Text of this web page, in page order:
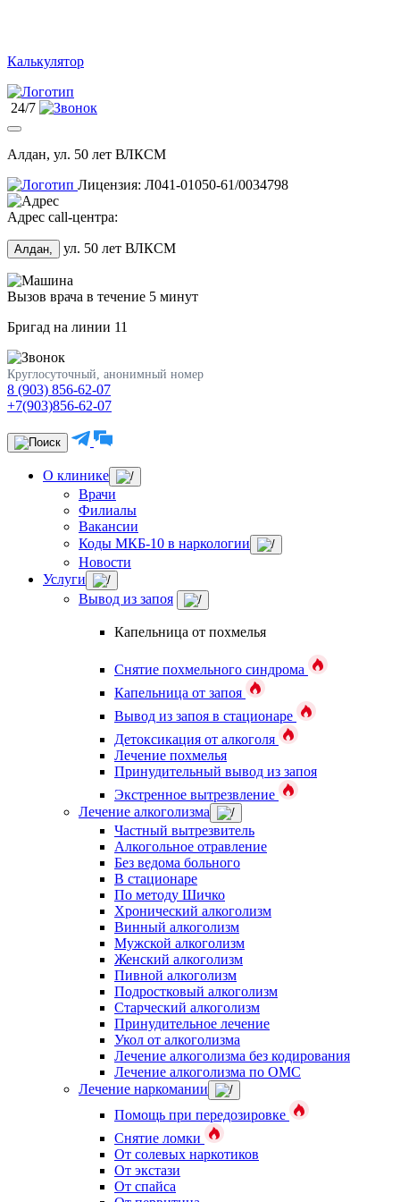
Калькулятор
24/7
Алдан, ул. 50 лет ВЛКСМ
Лицензия: Л041-01050-61/0034798
Адрес call-центра:
Алдан, ул. 50 лет ВЛКСМ
Вызов врача в течение 5 минут
Бригад на линии 11
Круглосуточный, анонимный номер
8 (903) 856-62-07
+7(903)856-62-07
О клинике
Врачи
Филиалы
Вакансии
Коды МКБ-10 в наркологии
Новости
Услуги
Вывод из запоя
Капельница от похмелья
Снятие похмельного синдрома
Капельница от запоя
Вывод из запоя в стационаре
Детоксикация от алкоголя
Лечение похмелья
Принудительный вывод из запоя
Экстренное вытрезвление
Лечение алкоголизма
Частный вытрезвитель
Алкогольное отравление
Без ведома больного
В стационаре
По методу Шичко
Хронический алкоголизм
Винный алкоголизм
Мужской алкоголизм
Женский алкоголизм
Пивной алкоголизм
Подростковый алкоголизм
Старческий алкоголизм
Принудительное лечение
Укол от алкоголизма
Лечение алкоголизма без кодирования
Лечение алкоголизма по ОМС
Лечение наркомании
Помощь при передозировке
Снятие ломки
От солевых наркотиков
От экстази
От спайса